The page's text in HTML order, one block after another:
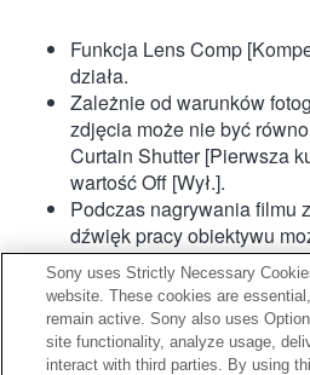
Funkcja Lens Comp
działa.
Zależnie od warunków
zdjęcia może nie być
Curtain Shutter [Pierwsza
wartość Off [Wył.].
Podczas nagrywania filmu
dźwięk pracy obiektywu
Kompensacja drgań jest
osi (tzw. kąty RPY) za
INSIDE.
Hybrydowy AF z detekcją
Sony uses Strictly Necessary
website. These cookies are
remain active. Sony also uses
site functionality, analyze usage,
interact with third parties. By using